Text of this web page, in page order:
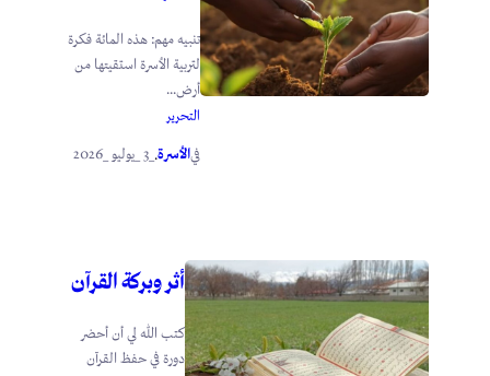
تنبيه مهم: هذه المائة فكرة
لتربية الأسرة استقيتها من
أرض...
التحرير
فيالأسرة.
أثر وبركة القرآن
كتب الله لي أن أحضر
دورة في حفظ القرآن